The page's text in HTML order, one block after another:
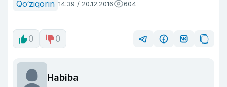
Qo‘ziqorin 14:39 / 20.12.2016 604
0 0
Habiba